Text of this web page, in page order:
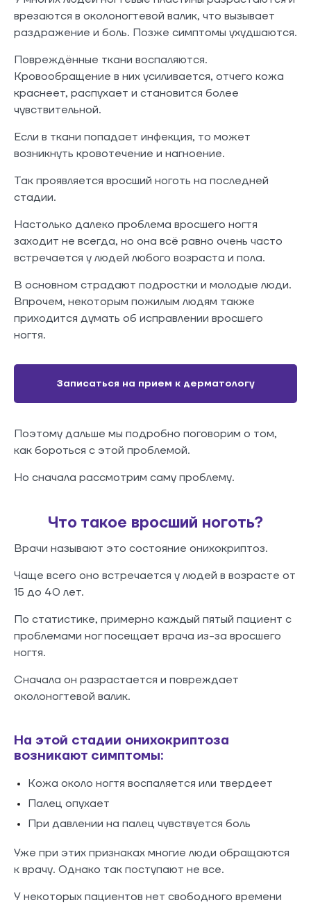
врезаются в околоногтевой валик, что вызывает
раздражение и боль. Позже симптомы ухудшаются.
Повреждённые ткани воспаляются.
Кровообращение в них усиливается, отчего кожа
краснеет, распухает и становится более
чувствительной.
Если в ткани попадает инфекция, то может
возникнуть кровотечение и нагноение.
Так проявляется вросший ноготь на последней
стадии.
Настолько далеко проблема вросшего ногтя
заходит не всегда, но она всё равно очень часто
встречается у людей любого возраста и пола.
В основном страдают подростки и молодые люди.
Впрочем, некоторым пожилым людям также
приходится думать об исправлении вросшего
ногтя.
Записаться на прием к дерматологу
Поэтому дальше мы подробно поговорим о том,
как бороться с этой проблемой.
Но сначала рассмотрим саму проблему.
Что такое вросший ноготь?
Врачи называют это состояние онихокриптоз.
Чаще всего оно встречается у людей в возрасте от
15 до 40 лет.
По статистике, примерно каждый пятый пациент с
проблемами ног посещает врача из-за вросшего
ногтя.
Сначала он разрастается и повреждает
околоногтевой валик.
На этой стадии онихокриптоза
возникают симптомы:
Кожа около ногтя воспаляется или твердеет
Палец опухает
При давлении на палец чувствуется боль
Уже при этих признаках многие люди обращаются
к врачу. Однако так поступают не все.
У некоторых пациентов нет свободного времени